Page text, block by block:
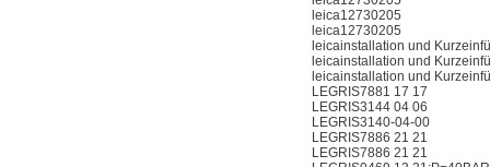
leica12730205
leica12730205
leicainstallation und
leicainstallation und
leicainstallation und
LEGRIS7881 17 17
LEGRIS3144 04 06
LEGRIS3140-04-00
LEGRIS7886 21 21
LEGRIS7886 21 21